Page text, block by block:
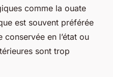
comme la ouate
est souvent préférée
en l’état ou
sont trop